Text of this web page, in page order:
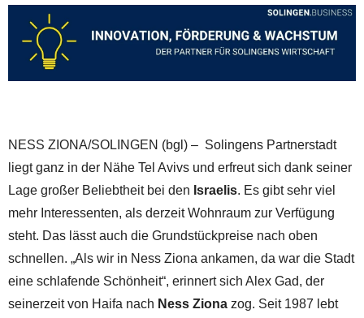
NESS ZIONA/SOLINGEN (bgl) – Solingens Partnerstadt
liegt ganz in der Nähe Tel Avivs und erfreut sich dank seiner
Lage großer Beliebtheit bei den Israelis. Es gibt sehr viel
mehr Interessenten, als derzeit Wohnraum zur Verfügung
steht. Das lässt auch die Grundstückpreise nach oben
schnellen. „Als wir in Ness Ziona ankamen, da war die Stadt
eine schlafende Schönheit“, erinnert sich Alex Gad, der
seinerzeit von Haifa nach Ness Ziona zog. Seit 1987 lebt